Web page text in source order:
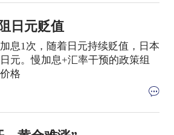
日元贬值
息1次，随着日元持续贬值，日本
元。慢加息+汇率干预的政策组
格